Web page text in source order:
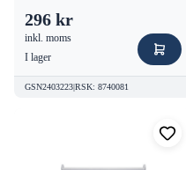
296 kr
inkl. moms
I lager
GSN2403223|RSK: 8740081